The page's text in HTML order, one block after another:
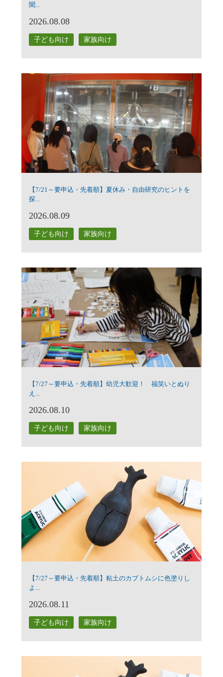
聞...
2026.08.08
子ども向け 家族向け
【7/21～要申込・先着順】夏休み・自由研究のヒントを
探...
2026.08.09
子ども向け 家族向け
【7/27～要申込・先着順】幼児大歓迎！ 福笑いとぬり
え...
2026.08.10
子ども向け 家族向け
【7/27～要申込・先着順】粘土のカブトムシに色塗りし
よ...
2026.08.11
子ども向け 家族向け